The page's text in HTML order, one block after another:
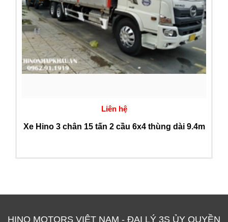
Liên hệ
Xe Hino 3 chân 15 tấn 2 cầu 6x4 thùng dài 9.4m
HINO MOTORS VIỆT NAM - ĐẠI LÝ 3S ỦY QUYỀN